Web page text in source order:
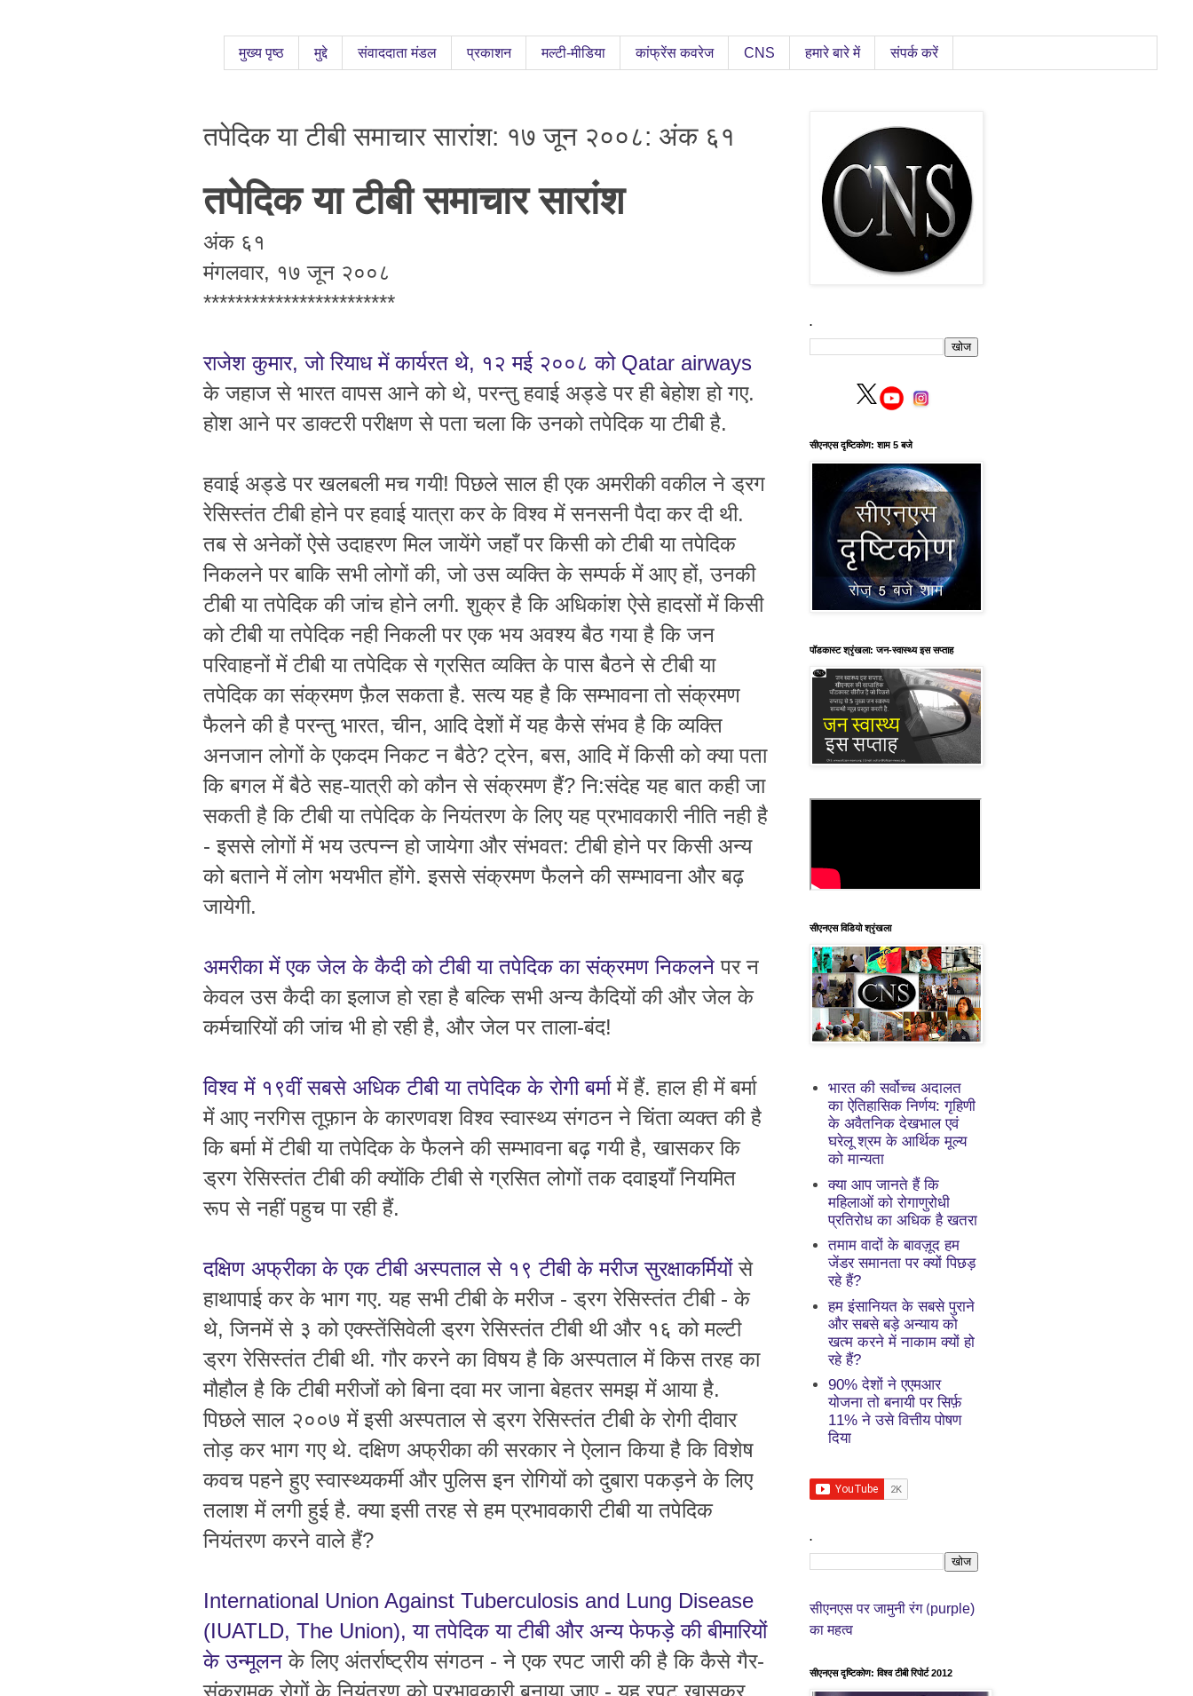
मुख्य पृष्ठ मुद्दे संवाददाता मंडल प्रकाशन मल्टी-मीडिया कांफ्रेंस कवरेज CNS हमारे बारे में संपर्क करें
तपेदिक या टीबी समाचार सारांश: १७ जून २००८: अंक ६१
तपेदिक या टीबी समाचार सारांश
अंक ६१
मंगलवार, १७ जून २००८
************************
राजेश कुमार, जो रियाध में कार्यरत थे, १२ मई २००८ को Qatar airways
के जहाज से भारत वापस आने को थे, परन्तु हवाई अड्डे पर ही बेहोश हो गए.
होश आने पर डाक्टरी परीक्षण से पता चला कि उनको तपेदिक या टीबी है.
हवाई अड्डे पर खलबली मच गयी! पिछले साल ही एक अमरीकी वकील ने ड्रग
रेसिस्तंत टीबी होने पर हवाई यात्रा कर के विश्व में सनसनी पैदा कर दी थी.
तब से अनेकों ऐसे उदाहरण मिल जायेंगे जहाँ पर किसी को टीबी या तपेदिक
निकलने पर बाकि सभी लोगों की, जो उस व्यक्ति के सम्पर्क में आए हों, उनकी
टीबी या तपेदिक की जांच होने लगी. शुक्र है कि अधिकांश ऐसे हादसों में किसी
को टीबी या तपेदिक नही निकली पर एक भय अवश्य बैठ गया है कि जन
परिवाहनों में टीबी या तपेदिक से ग्रसित व्यक्ति के पास बैठने से टीबी या
तपेदिक का संक्रमण फ़ैल सकता है. सत्य यह है कि सम्भावना तो संक्रमण
फैलने की है परन्तु भारत, चीन, आदि देशों में यह कैसे संभव है कि व्यक्ति
अनजान लोगों के एकदम निकट न बैठे? ट्रेन, बस, आदि में किसी को क्या पता
कि बगल में बैठे सह-यात्री को कौन से संक्रमण हैं? नि:संदेह यह बात कही जा
सकती है कि टीबी या तपेदिक के नियंतरण के लिए यह प्रभावकारी नीति नही है
- इससे लोगों में भय उत्पन्न हो जायेगा और संभवत: टीबी होने पर किसी अन्य
को बताने में लोग भयभीत होंगे. इससे संक्रमण फैलने की सम्भावना और बढ़
जायेगी.
अमरीका में एक जेल के कैदी को टीबी या तपेदिक का संक्रमण निकलने पर न
केवल उस कैदी का इलाज हो रहा है बल्कि सभी अन्य कैदियों की और जेल के
कर्मचारियों की जांच भी हो रही है, और जेल पर ताला-बंद!
विश्व में १९वीं सबसे अधिक टीबी या तपेदिक के रोगी बर्मामें हैं. हाल ही में बर्मा
में आए नरगिस तूफ़ान के कारणवश विश्व स्वास्थ्य संगठन ने चिंता व्यक्त की है
कि बर्मा में टीबी या तपेदिक के फैलने की सम्भावना बढ़ गयी है, खासकर कि
ड्रग रेसिस्तंत टीबी की क्योंकि टीबी से ग्रसित लोगों तक दवाइयाँ नियमित
रूप से नहीं पहुच पा रही हैं.
दक्षिण अफ्रीका के एक टीबी अस्पताल से १९ टीबी के मरीज सुरक्षाकर्मियोंसे
हाथापाई कर के भाग गए. यह सभी टीबी के मरीज - ड्रग रेसिस्तंत टीबी - के
थे, जिनमें से ३ को एक्स्तेंसिवेली ड्रग रेसिस्तंत टीबी थी और १६ को मल्टी
ड्रग रेसिस्तंत टीबी थी. गौर करने का विषय है कि अस्पताल में किस तरह का
मौहौल है कि टीबी मरीजों को बिना दवा मर जाना बेहतर समझ में आया है.
पिछले साल २००७ में इसी अस्पताल से ड्रग रेसिस्तंत टीबी के रोगी दीवार
तोड़ कर भाग गए थे. दक्षिण अफ्रीका की सरकार ने ऐलान किया है कि विशेष
कवच पहने हुए स्वास्थ्यकर्मी और पुलिस इन रोगियों को दुबारा पकड़ने के लिए
तलाश में लगी हुई है. क्या इसी तरह से हम प्रभावकारी टीबी या तपेदिक
नियंतरण करने वाले हैं?
International Union Against Tuberculosis and Lung Disease
(IUATLD, The Union), या तपेदिक या टीबी और अन्य फेफड़े की बीमारियों
के उन्मूलन के लिए अंतर्राष्ट्रीय संगठन - ने एक रपट जारी की है कि कैसे गैर-
संक्रामक रोगों के नियंतरण को प्रभावकारी बनाया जाए - यह रपट खासकर
.
सीएनएस दृष्टिकोण: शाम 5 बजे
पॉडकास्ट श्रृंखला: जन-स्वास्थ्य इस सप्ताह
सीएनएस विडियो श्रृंखला
भारत की सर्वोच्च अदालत
का ऐतिहासिक निर्णय: गृहिणी
के अवैतनिक देखभाल एवं
घरेलू श्रम के आर्थिक मूल्य
को मान्यता
क्या आप जानते हैं कि
महिलाओं को रोगाणुरोधी
प्रतिरोध का अधिक है खतरा
तमाम वादों के बावज़ूद हम
जेंडर समानता पर क्यों पिछड़
रहे हैं?
हम इंसानियत के सबसे पुराने
और सबसे बड़े अन्याय को
खत्म करने में नाकाम क्यों हो
रहे हैं?
90% देशों ने एएमआर
योजना तो बनायी पर सिर्फ़
11% ने उसे वित्तीय पोषण
दिया
.
सीएनएस पर जामुनी रंग (purple)
का महत्व
सीएनएस दृष्टिकोण: विश्व टीबी रिपोर्ट 2012